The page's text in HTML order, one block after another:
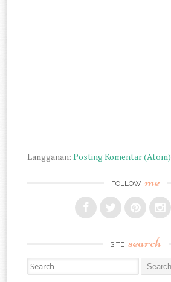
Langganan:Posting Komentar (Atom)
FOLLOW me
SITE search
Search for: